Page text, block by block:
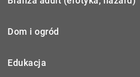
Dom i ogród
Edukacja